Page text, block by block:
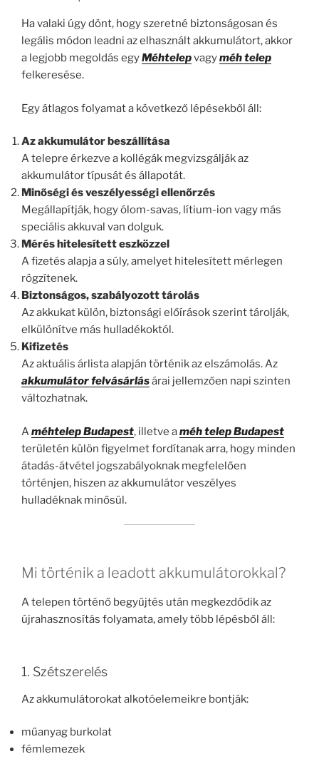
Ha valaki úgy dönt, hogy szeretné biztonságosan és
legális módon leadni az elhasznált akkumulátort, akkor
a legjobb megoldás egyMéhtelepvagyméh telep
felkeresése.
Egy átlagos folyamat a következő lépésekből áll:
Az akkumulátor beszállítása
A telepre érkezve a kollégák megvizsgálják az
akkumulátor típusát és állapotát.
Minőségi és veszélyességi ellenőrzés
Megállapítják, hogy ólom-savas, lítium-ion vagy más
speciális akkuval van dolguk.
Mérés hitelesített eszközzel
A fizetés alapja a súly, amelyet hitelesített mérlegen
rögzítenek.
Biztonságos, szabályozott tárolás
Az akkukat külön, biztonsági előírások szerint tárolják,
elkülönítve más hulladékoktól.
Kifizetés
Az aktuális árlista alapján történik az elszámolás. Az
akkumulátor felvásárlásárai jellemzően napi szinten
változhatnak.
Améhtelep Budapest, illetve améh telep Budapest
területén külön figyelmet fordítanak arra, hogy minden
átadás-átvétel jogszabályoknak megfelelően
történjen, hiszen az akkumulátor veszélyes
hulladéknak minősül.
Mi történik a leadott akkumulátorokkal?
A telepen történő begyűjtés után megkezdődik az
újrahasznosítás folyamata, amely több lépésből áll:
1. Szétszerelés
Az akkumulátorokat alkotóelemeikre bontják:
műanyag burkolat
fémlemezek